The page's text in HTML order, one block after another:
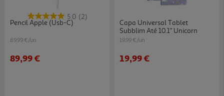
5.0 (2)
Pencil Apple (usb-C)
89.99 €/un
89,99 €
Capa Universal Tablet
Subblim Até 10.1" Unicorn
19.99 €/un
19,99 €